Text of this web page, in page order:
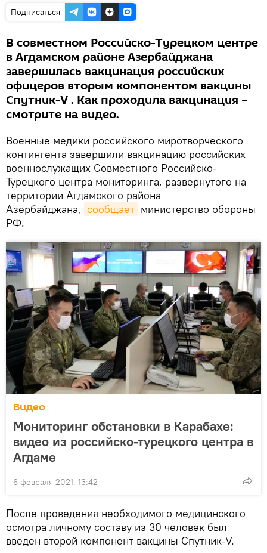
Подписаться
В совместном Российско-Турецком центре
в Агдамском районе Азербайджана
завершилась вакцинация российских
офицеров вторым компонентом вакцины
Спутник-V . Как проходила вакцинация –
смотрите на видео.
Военные медики российского миротворческого
контингента завершили вакцинацию российских
военнослужащих Совместного Российско-
Турецкого центра мониторинга, развернутого на
территории Агдамского района
Азербайджана, сообщает министерство обороны
РФ.
Видео
Мониторинг обстановки в Карабахе:
видео из российско-турецкого центра в
Агдаме
6 февраля 2021, 13:42
После проведения необходимого медицинского
осмотра личному составу из 30 человек был
введен второй компонент вакцины Спутник-V.